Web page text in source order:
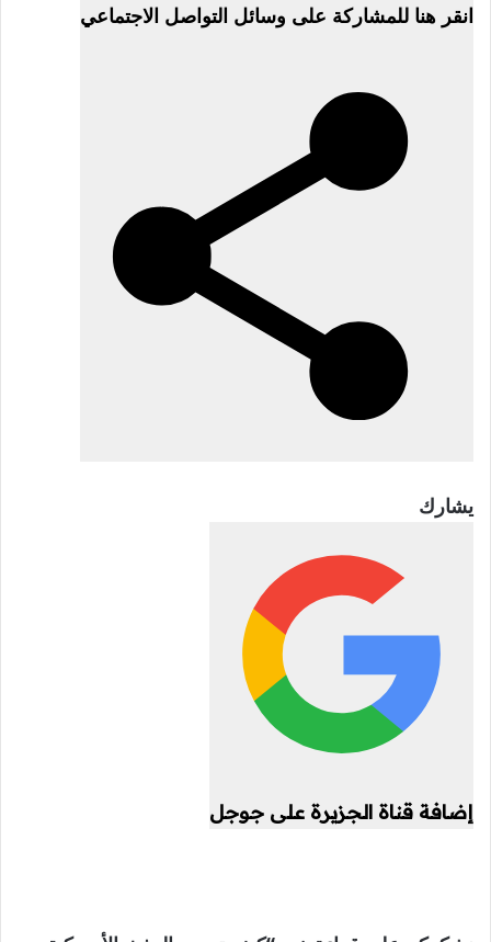
13
انقر هنا للمشاركة على وسائل التواصل الاجتماعي
يشارك
إضافة قناة الجزيرة على جوجل